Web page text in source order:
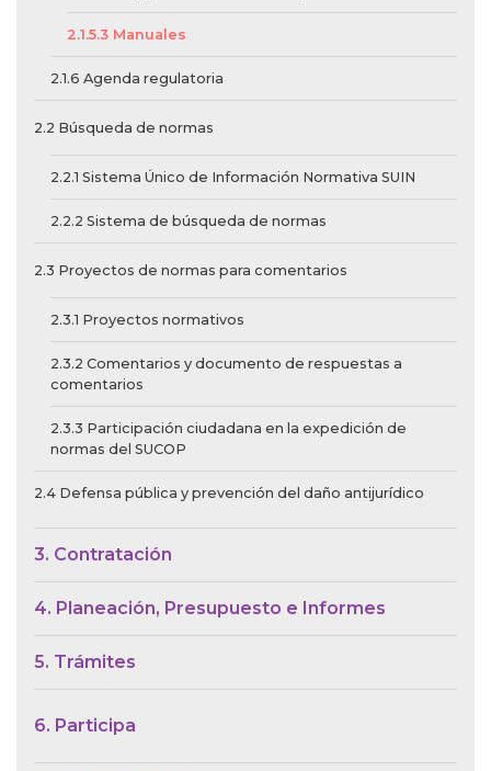
2.1.5.3 Manuales
2.1.6 Agenda regulatoria
2.2 Búsqueda de normas
2.2.1 Sistema Único de Información Normativa SUIN
2.2.2 Sistema de búsqueda de normas
2.3 Proyectos de normas para comentarios
2.3.1 Proyectos normativos
2.3.2 Comentarios y documento de respuestas a
comentarios
2.3.3 Participación ciudadana en la expedición de
normas del SUCOP
2.4 Defensa pública y prevención del daño antijurídico
3. Contratación
4. Planeación, Presupuesto e Informes
5. Trámites
6. Participa